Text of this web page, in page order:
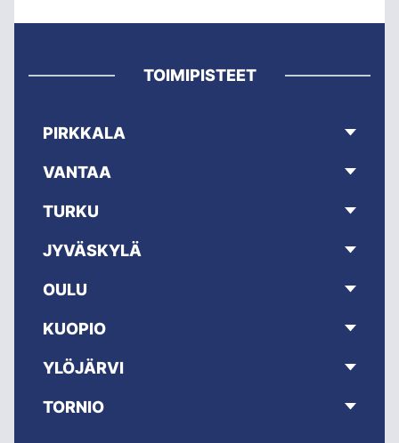
TOIMIPISTEET
PIRKKALA
VANTAA
TURKU
JYVÄSKYLÄ
OULU
KUOPIO
YLÖJÄRVI
TORNIO